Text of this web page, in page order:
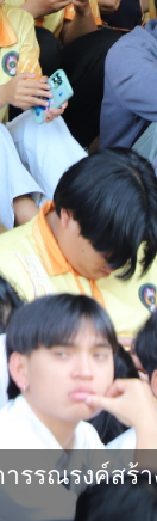
รณรงค์สร้